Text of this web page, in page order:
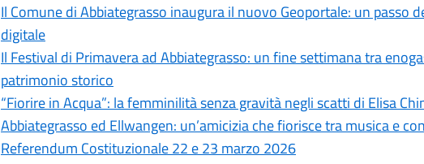
Il Comune di Abbiategrasso inaugura il nuovo Geoportale: un passo
digitale
Il Festival di Primavera ad Abbiategrasso: un fine settimana tra
patrimonio storico
“Fiorire in Acqua”: la femminilità senza gravità negli scatti di Elisa
Abbiategrasso ed Ellwangen: un’amicizia che fiorisce tra musica e
Referendum Costituzionale 22 e 23 marzo 2026